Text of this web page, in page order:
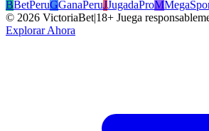
BBetPeruGGanaPeruJJugadaProM
© 2026 VictoriaBet|18+ Juega
Explorar Ahora